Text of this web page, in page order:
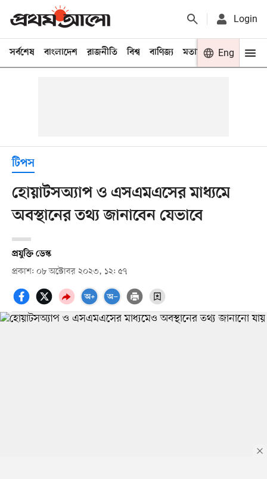
Login
সর্বশেষ বাংলাদেশ রাজনীতি বিশ্ব বাণিজ্য মতামত খেলা
Eng
টিপস
হোয়াটসঅ্যাপ ও এসএমএসের মাধ্যমে
অবস্থানের তথ্য জানাবেন যেভাবে
প্রযুক্তি ডেস্ক
প্রকাশ: ০৮ অক্টোবর ২০২৩, ১২: ৫৭